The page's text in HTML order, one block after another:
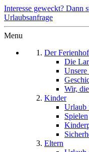
Interesse geweckt? Dann
Urlaubsanfrage
Menu
Der Ferienhof
Die
Unsere
Wir,
Kinder
Urlaub
Spielen
Eltern